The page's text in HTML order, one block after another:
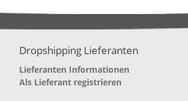
Dropshipping Lieferanten
Lieferanten Informationen
Als Lieferant registrieren